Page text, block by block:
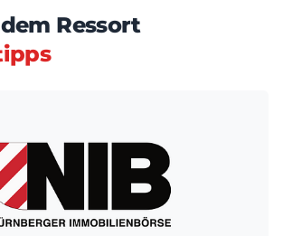
Ressort